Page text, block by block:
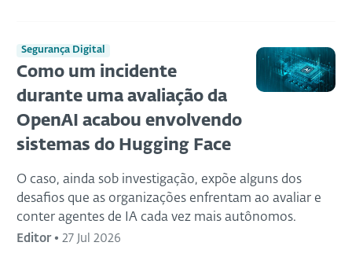
Segurança Digital
Como um incidente
durante uma avaliação da
OpenAI acabou envolvendo
sistemas do Hugging Face
O caso, ainda sob investigação, expõe alguns dos
desafios que as organizações enfrentam ao avaliar e
conter agentes de IA cada vez mais autônomos.
Editor• 27 Jul 2026